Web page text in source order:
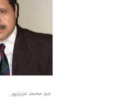
عید محمد عزیزپور